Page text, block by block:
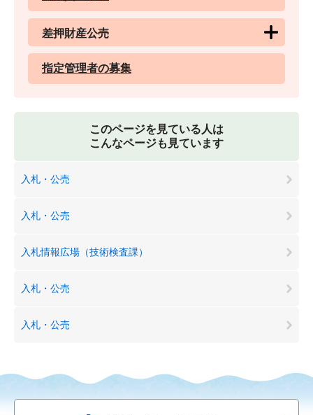
差押財産公売
指定管理者の募集
このページを見ている人は
こんなページも見ています
入札・公売
入札・公売
入札情報広場（技術検査課）
入札・公売
入札・公売